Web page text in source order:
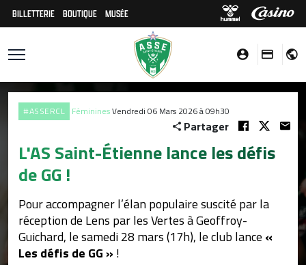
BILLETTERIE BOUTIQUE MUSÉE
#ASSERCL FémininesVendredi 06 Mars 2026 à 09h30
Partager
L'AS Saint-Étienne lance les défis
de GG !
Pour accompagner l’élan populaire suscité par la
réception de Lens par les Vertes à Geoffroy-
Guichard, le samedi 28 mars (17h), le club lance «
Les défis de GG » !